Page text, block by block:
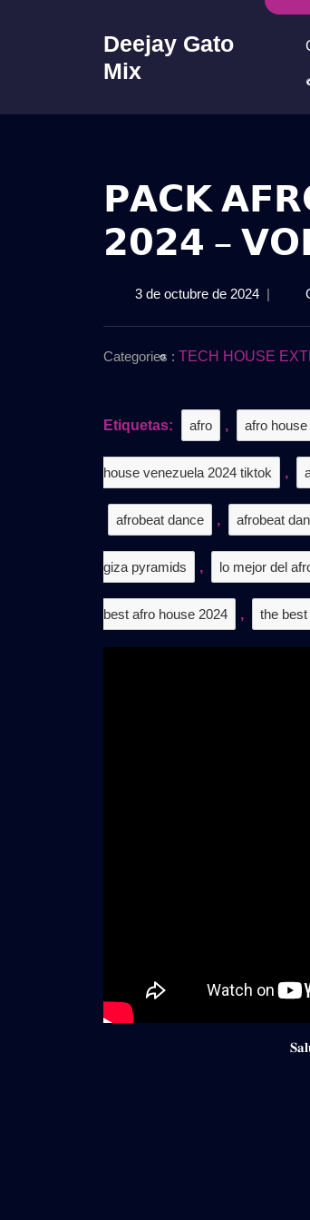
Deejay Gato
Mix
𝗣𝗔𝗖𝗞
𝟮𝟬𝟮𝟰 –
3 de octubre de 20243
de
|
Categories : TECH HOUSE
Etiquetas: afro , afro house
house venezuela 2024 tiktok ,
afrobeat dance , afrobeat
giza pyramids , lo mejor del
best afro house 2024 , the